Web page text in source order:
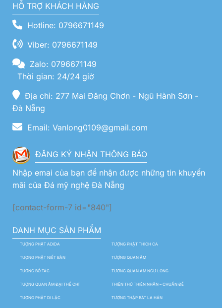
HỖ TRỢ KHÁCH HÀNG
Hotline: 0796671149
Viber: 0796671149
Zalo: 0796671149
Thời gian: 24/24 giờ
Địa chỉ: 277 Mai Đăng Chơn - Ngũ Hành Sơn -
Đà Nẵng
Email: Vanlong0109@gmail.com
ĐĂNG KÝ NHẬN THÔNG BÁO
Nhập emai của bạn để nhận được những tin khuyến
mãi của Đá mỹ nghệ Đà Nẵng
[contact-form-7 id="840"]
DANH MỤC SẢN PHẨM
TƯỢNG PHẬT ADIDA TƯỢNG PHẬT THÍCH CA
TƯỢNG PHẬT NIẾT BÀN TƯỢNG QUAN ÂM
TƯỢNG BỒ TÁC TƯỢNG QUAN ÂM NGỰ LONG
TƯỢNG QUAN ÂM ĐẠI THẾ CHÍ THIÊN THỦ THIÊN NHÃN – CHUẨN ĐỀ
TƯỢNG PHẬT DI LẶC TƯỢNG THẬP BÁT LA HÁN